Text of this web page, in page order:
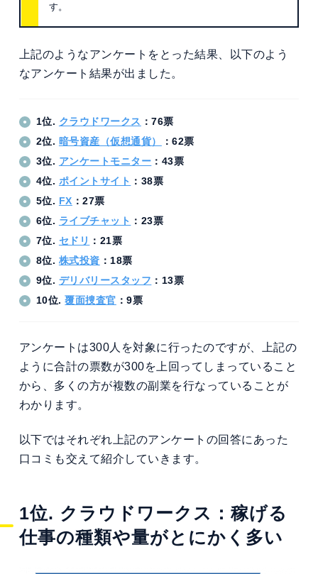
す。
上記のようなアンケートをとった結果、以下のよう
なアンケート結果が出ました。
1位. クラウドワークス ：76票
2位. 暗号資産（仮想通貨）
：62票
3位. アンケートモニター ：43票
4位. ポイントサイト ：38票
5位. FX ：27票
6位. ライブチャット ：23票
7位. セドリ ：21票
8位. 株式投資 ：18票
9位. デリバリースタッフ ：13票
10位.覆面捜査官 ：9票
アンケートは300人を対象に行ったのですが、上記の
ように合計の票数が300を上回ってしまっていること
から、多くの方が複数の副業を行なっていることが
わかります。
以下ではそれぞれ上記のアンケートの回答にあった
口コミも交えて紹介していきます。
1位. クラウドワークス：稼げる
仕事の種類や量がとにかく多い